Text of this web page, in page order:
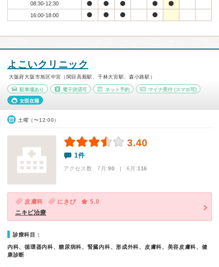
08:30-12:30
16:00-18:00
よこいクリニック
大阪府大阪市旭区中宮（関目高殿駅、千林大宮駅、森小路駅）
駐車場あり 電子決済可 ネット予約 マイナ受付 (スマホ可)
女医在籍
土曜（〜12:00）
3.40
1件
アクセス数 7月:90 | 6月:116
皮膚科 にきび
5.0
ニキビ治療
診療科目：
内科、循環器内科、糖尿病科、腎臓内科、形成外科、皮膚科、美容皮膚科、健
康診断